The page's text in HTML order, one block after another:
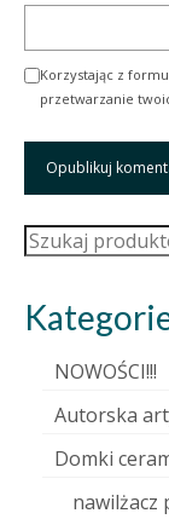
Korzystając z
przetwarzanie
Szukaj:
NOWOŚCI!!!
Autorska
Domki
nawilżacz